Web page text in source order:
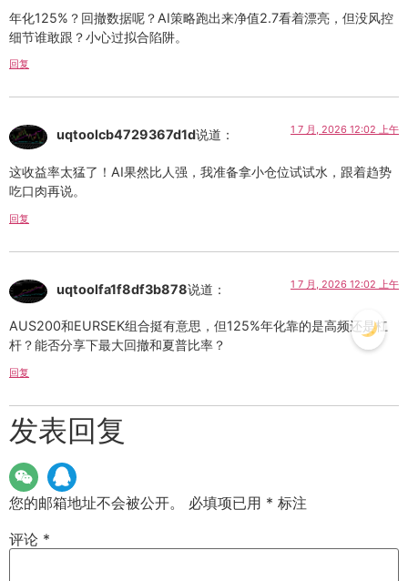
年化125%？回撤数据呢？AI策略跑出来净值2.7看着漂亮，但没风控
细节谁敢跟？小心过拟合陷阱。
回复
uqtoolcb4729367d1d说道： 1 7 月, 2026 12:02 上午
这收益率太猛了！AI果然比人强，我准备拿小仓位试试水，跟着趋势
吃口肉再说。
回复
uqtoolfa1f8df3b878说道： 1 7 月, 2026 12:02 上午
AUS200和EURSEK组合挺有意思，但125%年化靠的是高频还是杠
杆？能否分享下最大回撤和夏普比率？
回复
发表回复
您的邮箱地址不会被公开。 必填项已用 * 标注
评论 *